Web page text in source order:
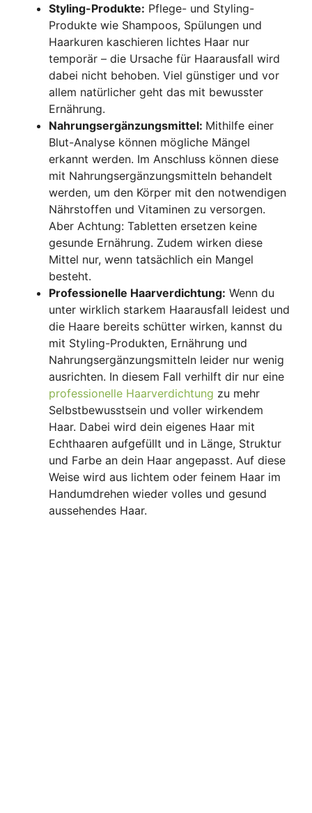
Styling-Produkte: Pflege- und Styling-
Produkte wie Shampoos, Spülungen und
Haarkuren kaschieren lichtes Haar nur
temporär – die Ursache für Haarausfall wird
dabei nicht behoben. Viel günstiger und vor
allem natürlicher geht das mit bewusster
Ernährung.
Nahrungsergänzungsmittel: Mithilfe einer
Blut-Analyse können mögliche Mängel
erkannt werden. Im Anschluss können diese
mit Nahrungsergänzungsmitteln behandelt
werden, um den Körper mit den notwendigen
Nährstoffen und Vitaminen zu versorgen.
Aber Achtung: Tabletten ersetzen keine
gesunde Ernährung. Zudem wirken diese
Mittel nur, wenn tatsächlich ein Mangel
besteht.
Professionelle Haarverdichtung: Wenn du
unter wirklich starkem Haarausfall leidest und
die Haare bereits schütter wirken, kannst du
mit Styling-Produkten, Ernährung und
Nahrungsergänzungsmitteln leider nur wenig
ausrichten. In diesem Fall verhilft dir nur eine
professionelle Haarverdichtung zu mehr
Selbstbewusstsein und voller wirkendem
Haar. Dabei wird dein eigenes Haar mit
Echthaaren aufgefüllt und in Länge, Struktur
und Farbe an dein Haar angepasst. Auf diese
Weise wird aus lichtem oder feinem Haar im
Handumdrehen wieder volles und gesund
aussehendes Haar.